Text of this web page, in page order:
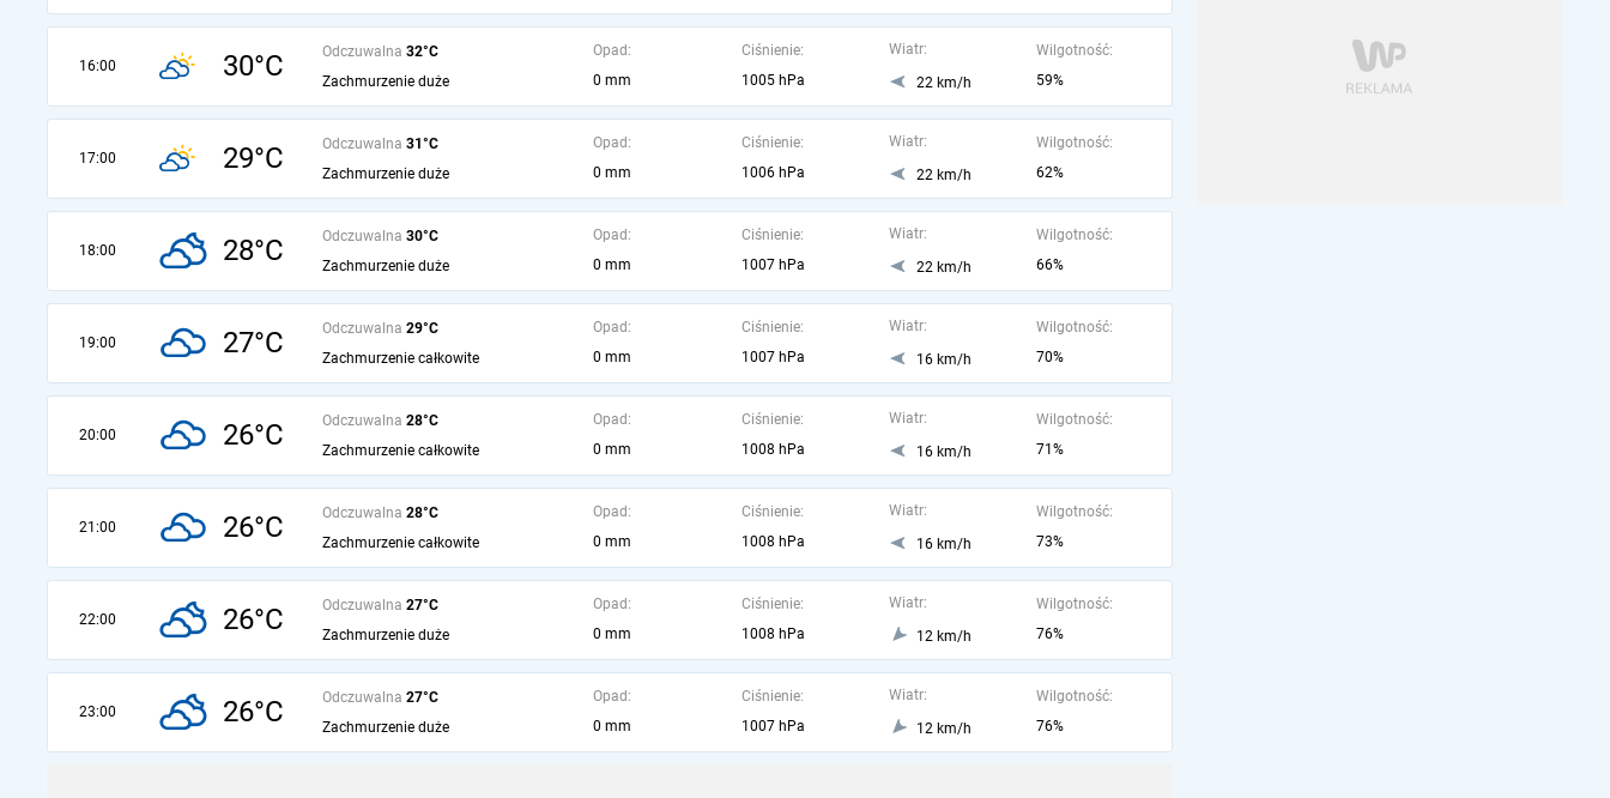
16:00 30°C Odczuwalna 32°C
Zachmurzenie duże
Opad:
0 mm
Ciśnienie:
1005 hPa
Wiatr:
22 km/h
Wilgotność:
59%
17:00 29°C Odczuwalna 31°C
Zachmurzenie duże
Opad:
0 mm
Ciśnienie:
1006 hPa
Wiatr:
22 km/h
Wilgotność:
62%
18:00 28°C Odczuwalna 30°C
Zachmurzenie duże
Opad:
0 mm
Ciśnienie:
1007 hPa
Wiatr:
22 km/h
Wilgotność:
66%
19:00 27°C Odczuwalna 29°C
Zachmurzenie całkowite
Opad:
0 mm
Ciśnienie:
1007 hPa
Wiatr:
16 km/h
Wilgotność:
70%
20:00 26°C Odczuwalna 28°C
Zachmurzenie całkowite
Opad:
0 mm
Ciśnienie:
1008 hPa
Wiatr:
16 km/h
Wilgotność:
71%
21:00 26°C Odczuwalna 28°C
Zachmurzenie całkowite
Opad:
0 mm
Ciśnienie:
1008 hPa
Wiatr:
16 km/h
Wilgotność:
73%
22:00 26°C Odczuwalna 27°C
Zachmurzenie duże
Opad:
0 mm
Ciśnienie:
1008 hPa
Wiatr:
12 km/h
Wilgotność:
76%
23:00 26°C Odczuwalna 27°C
Zachmurzenie duże
Opad:
0 mm
Ciśnienie:
1007 hPa
Wiatr:
12 km/h
Wilgotność:
76%